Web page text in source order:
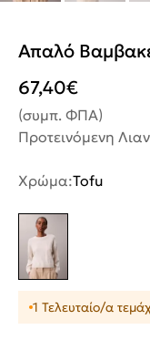
Απαλό
67,40€
(συμπ. ΦΠΑ)
Προτεινόμενη
Χρώμα:Tofu
1 Τελευταίο/α